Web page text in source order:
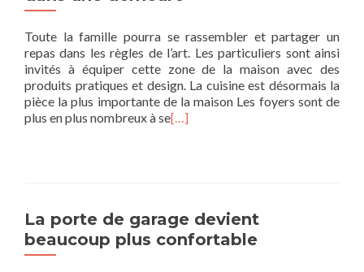
Toute la famille pourra se rassembler et partager un
repas dans les règles de l’art. Les particuliers sont ainsi
invités à équiper cette zone de la maison avec des
produits pratiques et design. La cuisine est désormais la
pièce la plus importante de la maison Les foyers sont de
plus en plus nombreux à se[…]
La porte de garage devient
beaucoup plus confortable